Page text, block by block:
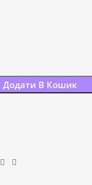
Додати В Кошик